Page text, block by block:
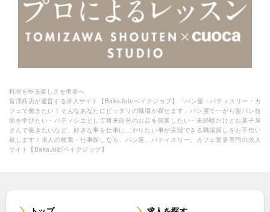
料理を作る楽しさを世界へ
富澤商店が運営する求人サイト【BakaJob/ベイクジョブ】「パン屋・パティスリー・カ
フェで働きたい！そんなあなたにピッタリの職場が探せます」パン屋で一から製パン技
術を学びたい・パティシエとして将来自分のお店を開業したい・未経験だけどお菓子屋
さんで働きたいなど、好きな事を仕事に…やりたい事が実現できる職場探しをお手伝い
致します！求人の検索・仕事探しなら、パン屋、パティスリー、カフェ業界専門の求人
サイト【BakaJob/ベイクジョブ】